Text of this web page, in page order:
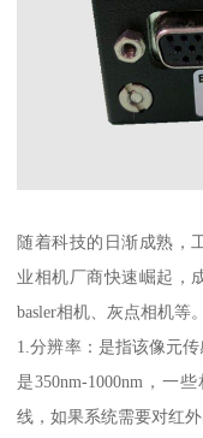
随着科技的日渐成熟，
业相机厂商快速崛起，
basler相机、灰点相机等
1.分辨率：是指该像元
是350nm-1000nm，一
线，如果系统需要对红